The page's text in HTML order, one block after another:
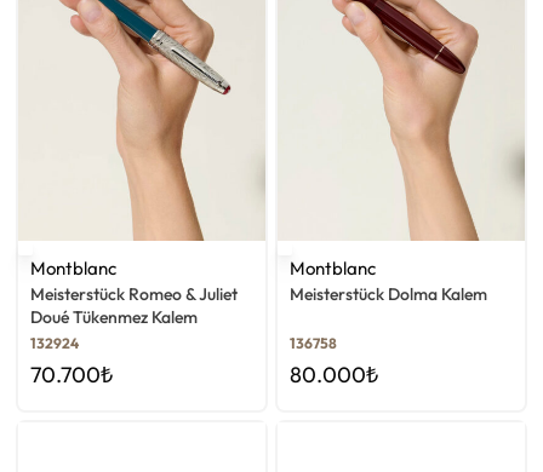
Montblanc
Meisterstück Romeo & Juliet
Doué Tükenmez Kalem
132924
70.700₺
Montblanc
Meisterstück Dolma Kalem
136758
80.000₺